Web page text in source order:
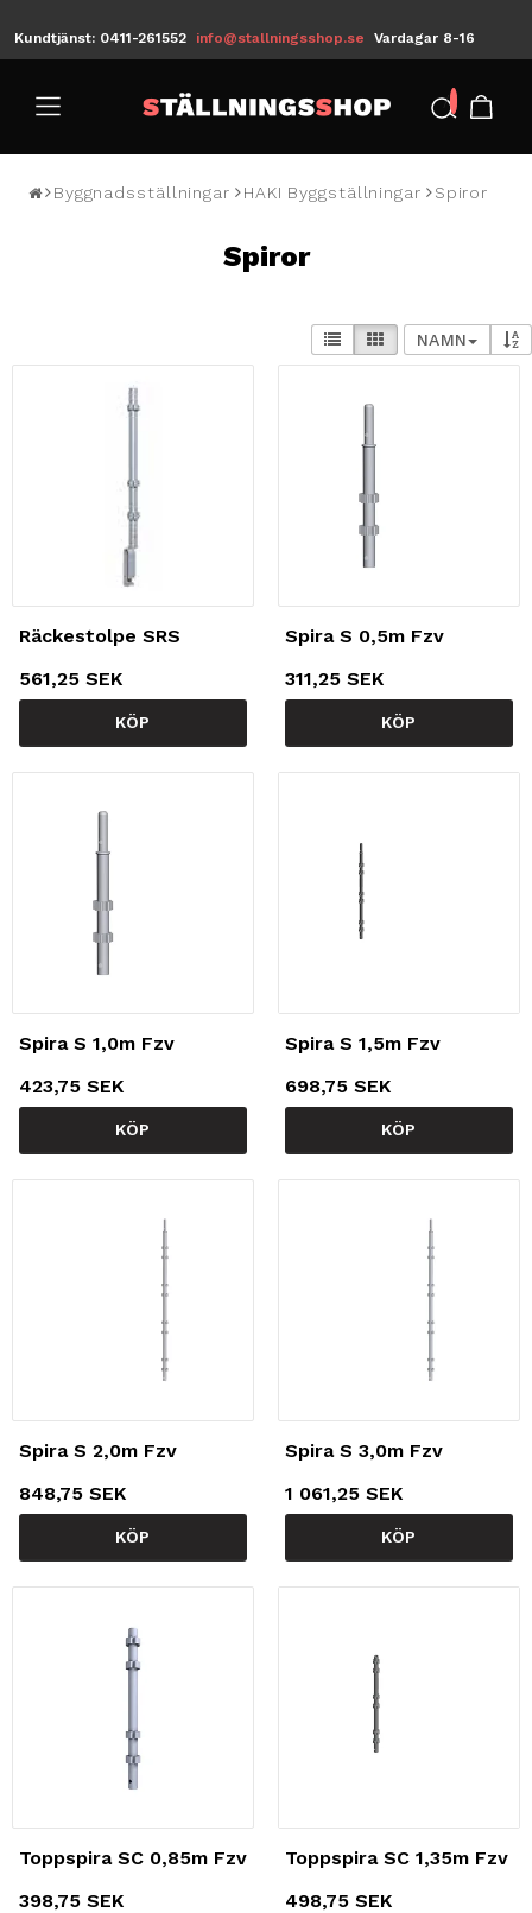
Kundtjänst: 0411-261552 info@stallningsshop.se Vardagar 8-16
/
Byggnadsställningar HAKI Byggställningar Spiror
Spiror
NAMN
Räckestolpe SRS
561,25 SEK
KÖP
Spira S 0,5m Fzv
311,25 SEK
KÖP
Spira S 1,0m Fzv
423,75 SEK
KÖP
Spira S 1,5m Fzv
698,75 SEK
KÖP
Spira S 2,0m Fzv
848,75 SEK
KÖP
Spira S 3,0m Fzv
1 061,25 SEK
KÖP
Toppspira SC 0,85m Fzv
398,75 SEK
Toppspira SC 1,35m Fzv
498,75 SEK